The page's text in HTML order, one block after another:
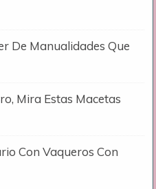
De Manualidades Que
Mira Estas Macetas
Con Vaqueros Con